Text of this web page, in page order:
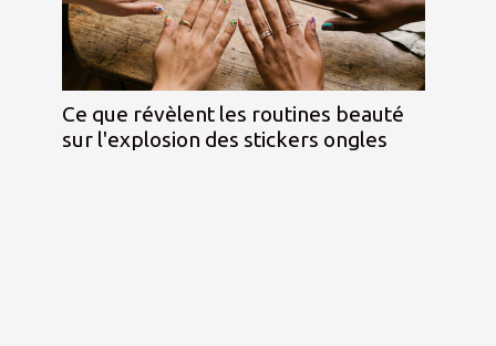
Ce que révèlent les routines beauté
sur l'explosion des stickers ongles